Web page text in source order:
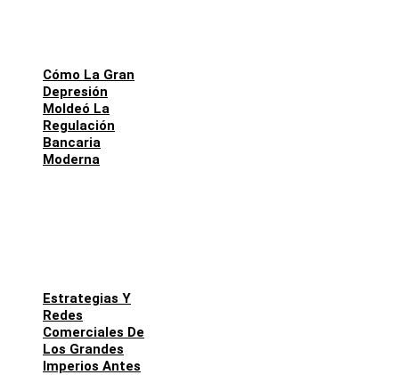
Cómo La Gran
Depresión
Moldeó La
Regulación
Bancaria
Moderna
Estrategias Y
Redes
Comerciales De
Los Grandes
Imperios Antes